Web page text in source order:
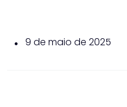
9 de maio de 2025